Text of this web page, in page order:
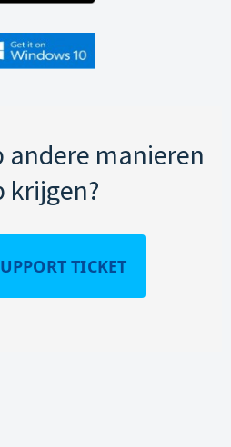
andere manieren
krijgen?
TICKET